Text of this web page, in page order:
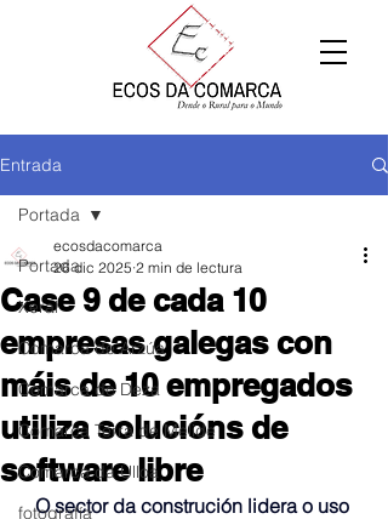
Entrada
Portada
Xeral
Comarca de Arzúa
Comarca de Deza
Comarca Terra de Melide
Comarca da Ulloa
fotografía
Portada
Case 9 de cada 10
empresas galegas con
máis de 10 empregados
utiliza solucións de
software libre
ecosdacomarca
26 dic 2025 2 min de lectura
O sector da construción lidera o uso